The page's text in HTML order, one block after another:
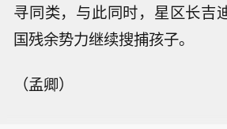
寻同类，与此同时，星区长吉
国残余势力继续搜捕孩子。
（孟卿）